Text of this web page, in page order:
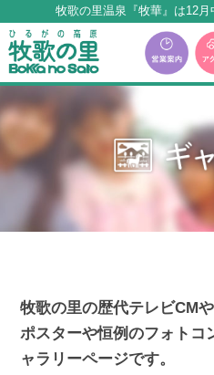
牧歌の里温泉『牧華』は12月
本サイトに表記の料金は
牧歌の里温泉『牧華』は12月
牧歌の里の歴代テレビCM
ポスターや恒例のフォトコ
ャラリーページです。